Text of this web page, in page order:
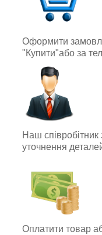
Оформити
"Купити"або за
Наш
уточнення
Оплатити товар